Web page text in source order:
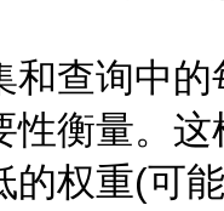
和查询中
性衡量。
的权重(可